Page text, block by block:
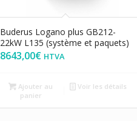
Buderus Logano plus GB212-
22kW L135 (système et paquets)
8643,00€ HTVA
Ajouter au
panier
Voir les détails